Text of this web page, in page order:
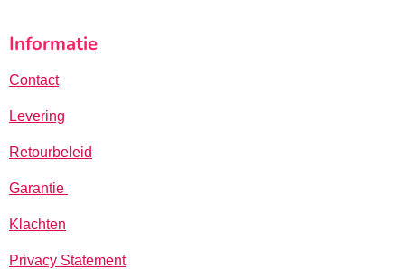
Informatie
Contact
Levering
Retourbeleid
Garantie
Klachten
Privacy Statement